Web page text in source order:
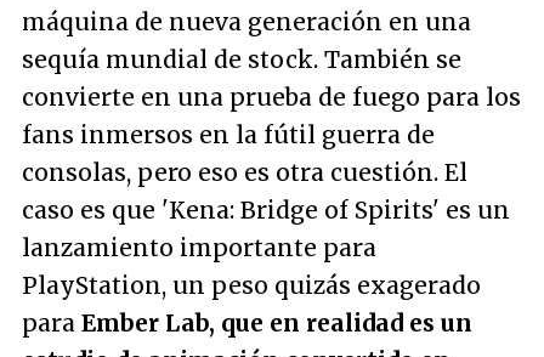
máquina de nueva generación en una
sequía mundial de stock. También se
convierte en una prueba de fuego para los
fans inmersos en la fútil guerra de
consolas, pero eso es otra cuestión. El
caso es que 'Kena: Bridge of Spirits' es un
lanzamiento importante para
PlayStation, un peso quizás exagerado
para Ember Lab, que en realidad es un